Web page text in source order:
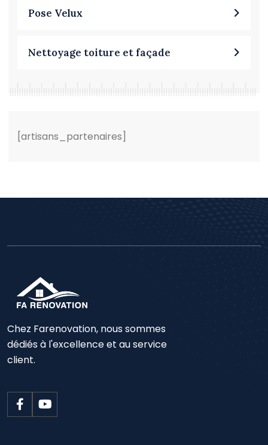
Pose Velux
Nettoyage toiture et façade
[artisans_partenaires]
Chez Farenovation, nous sommes
dédiés à l'excellence et au service
client.